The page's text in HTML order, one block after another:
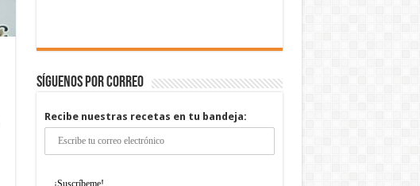
Síguenos por correo
Recibe nuestras recetas en tu bandeja: